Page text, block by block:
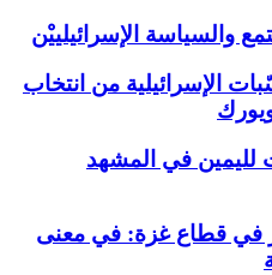
والسياسة الإسرائيلييْن
الإسرائيلية من انتخاب
لليمين في المشهد
في قطاع غزة: في معنى